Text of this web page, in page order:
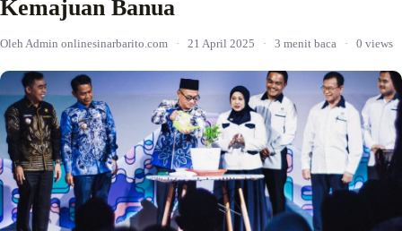
Kemajuan Banua
Oleh Admin onlinesinarbarito.com · 21 April 2025 · 3 menit baca · 0 views